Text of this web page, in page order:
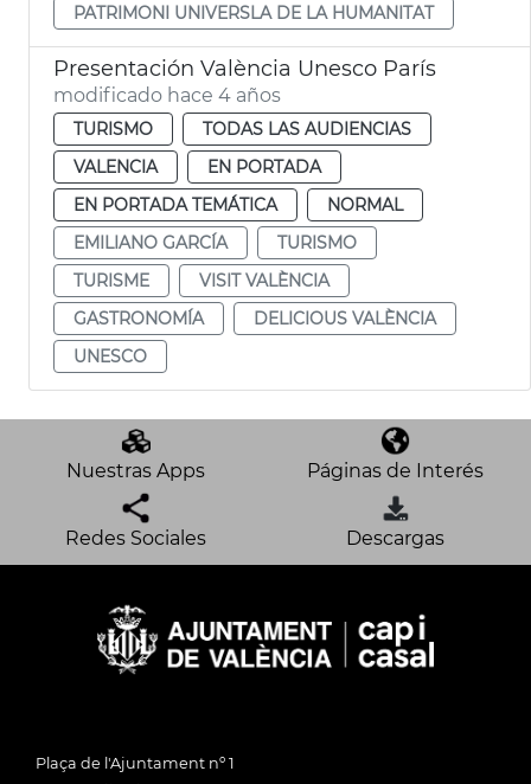
PATRIMONI UNIVERSLA DE LA HUMANITAT
Presentación València Unesco París
modificado hace 4 años
TURISMO
TODAS LAS AUDIENCIAS
VALENCIA
EN PORTADA
EN PORTADA TEMÁTICA
NORMAL
EMILIANO GARCÍA
TURISMO
TURISME
VISIT VALÈNCIA
GASTRONOMÍA
DELICIOUS VALÈNCIA
UNESCO
Nuestras Apps Páginas de Interés
Redes Sociales Descargas
Plaça de l'Ajuntament nº 1